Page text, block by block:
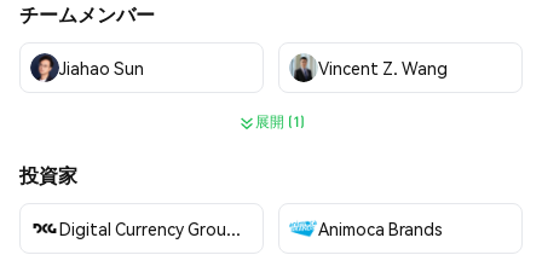
チームメンバー
Jiahao Sun Vincent Z. Wang
展開 (1)
投資家
Digital Currency Group (DCG) Animoca Brands